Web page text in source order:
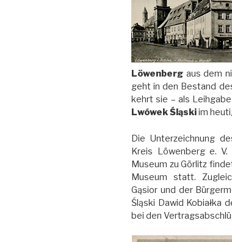
Löwenberg aus dem
geht in den Bestand
kehrt sie – als
Lwówek Śląskiim
Die Unterzeichnung
Kreis Löwenberg e.
Museum zu Görlitz
Museum statt.
Gąsior und der
Śląski Dawid Kobiałka
bei den